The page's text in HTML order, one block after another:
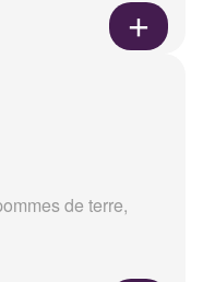
de terre,